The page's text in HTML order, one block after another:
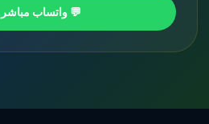
💬 واتساب مباشر